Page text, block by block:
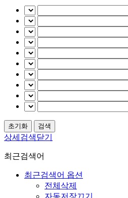
상세검색닫기
최근검색어
최근검색어 옵션
전체삭제
자동저장끄기